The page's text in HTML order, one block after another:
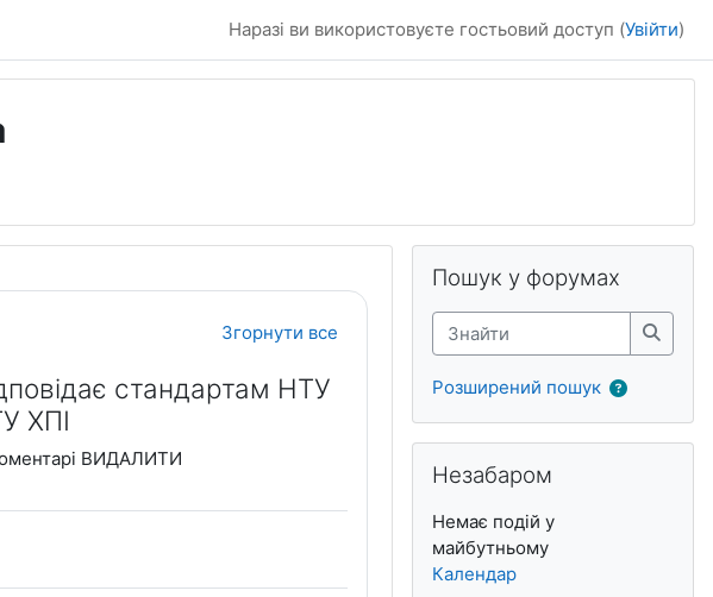
Наразі ви використовуєте гостьовий доступ (Увійти)
Згорнути все
стандартам НТУ
ХПІ
ВИДАЛИТИ
Блоки
Пошук у форумах
Знайти
Знайти
Розширений пошук
Незабаром
Немає подій у
майбутньому
Календар